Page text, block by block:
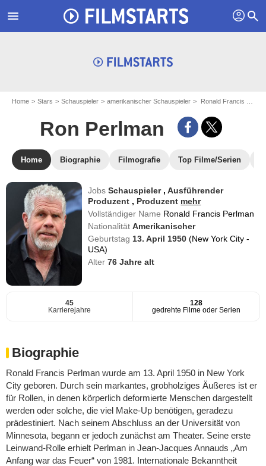
menu profil search
Home Stars Schauspieler amerikanischer Schauspieler Ronald Francis Perlman - aka : Ron Perlman
Ron Perlman
Home Biographie Filmografie Top Filme/Serien
JobsSchauspieler ,Ausführender
Produzent , Produzent mehr
Vollständiger Name Ronald Francis Perlman
NationalitätAmerikanischer
Geburtstag 13. April 1950(New York City -
USA)
Alter76 Jahre alt
45
Karrierejahre
128
gedrehte Filme oder Serien
Biographie
Ronald Francis Perlman wurde am 13. April 1950 in New York
City geboren. Durch sein markantes, grobholziges Äußeres ist er
für Rollen, in denen körperlich deformierte Menschen dargestellt
werden oder solche, die viel Make-Up benötigen, geradezu
prädestiniert. Nach seinem Abschluss an der Universität von
Minnesota, begann er jedoch zunächst am Theater. Seine erste
Leinwand-Rolle erhielt Perlman in Jean-Jacques Annauds „Am
Anfang war das Feuer“ von 1981. Internationale Bekanntheit